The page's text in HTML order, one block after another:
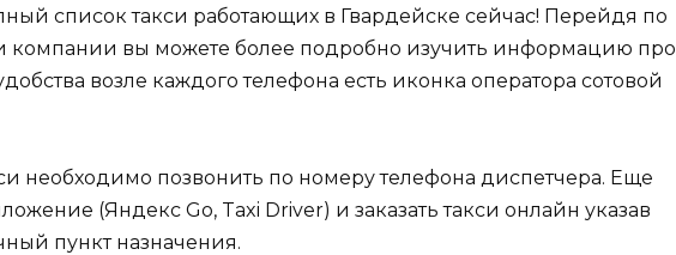
список такси работающих в Гвардейске сейчас! Перейдя по
компании вы можете более подробно изучить информацию про
возле каждого телефона есть иконка оператора сотовой
необходимо позвонить по номеру телефона диспетчера. Еще
(Яндекс Go, Taxi Driver) и заказать такси онлайн указав
пункт назначения.